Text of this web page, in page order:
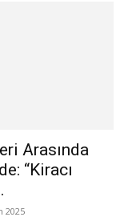
Arasında
“Kiracı
2025